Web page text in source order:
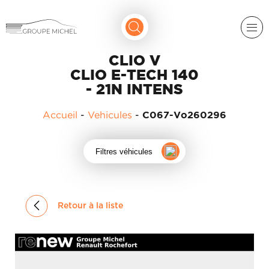
MICROCAR
SERVICES
MICHEL
ACADÉMIE
CLIO V
CLIO E-TECH 140
- 21N INTENS
Accueil - Vehicules - C067-Vo260296
Filtres véhicules
Retour à la liste